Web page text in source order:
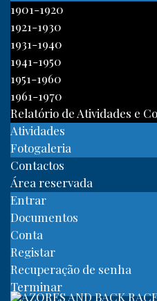
1901-1920
1921-1930
1931-1940
1941-1950
1951-1960
1961-1970
Relatório de Atividades e
Atividades
Fotogaleria
Contactos
Área reservada
Entrar
Documentos
Conta
Registar
Recuperação de senha
Terminar